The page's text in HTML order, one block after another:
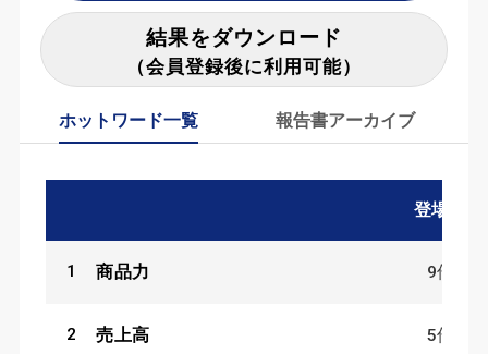
結果をダウンロード
（会員登録後に利用可能）
ホットワード一覧 報告書アーカイブ
登場数
1 商品力 9件
2 売上高 5件